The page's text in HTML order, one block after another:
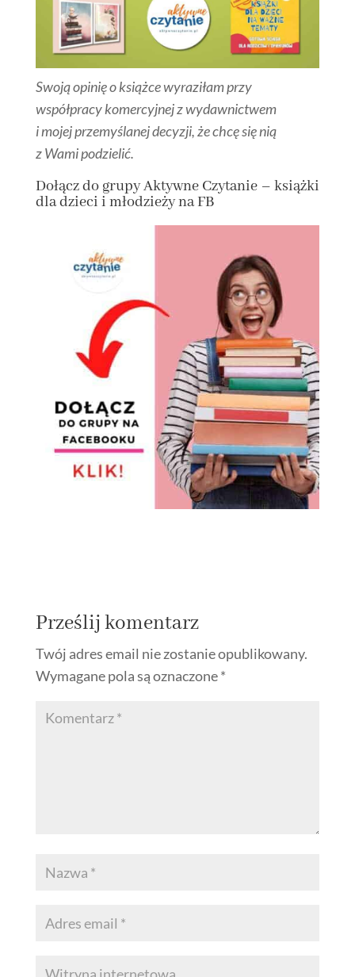
Swoją opinię o książce wyraziłam przy
współpracy komercyjnej z wydawnictwem
i mojej przemyślanej decyzji, że chcę się nią
z Wami podzielić.
Dołączdo grupyAktywne Czytanie – książki
dla dzieci i młodzieży na FB
Prześlij komentarz
Twój adres email nie zostanie opublikowany.
Wymagane pola są oznaczone*